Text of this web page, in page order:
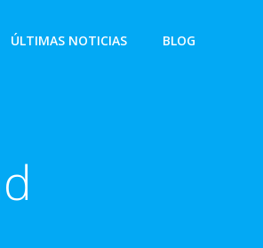
ÚLTIMAS NOTICIAS BLOG